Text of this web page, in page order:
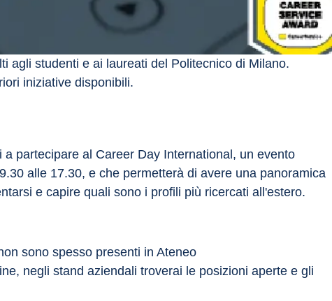
agli studenti e ai laureati del Politecnico di Milano.
iniziative disponibili.
partecipare al Career Day International, un evento
alle 17.30, e che permetterà di avere una panoramica
e capire quali sono i profili più ricercati all'estero.
sono spesso presenti in Ateneo
negli stand aziendali troverai le posizioni aperte e gli